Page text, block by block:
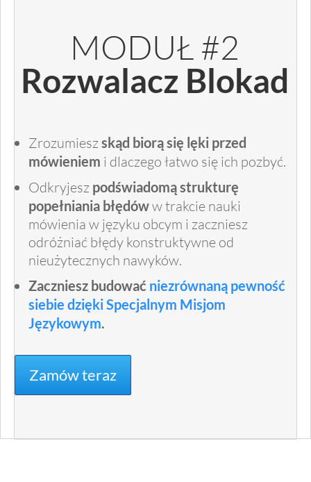
MODUŁ #2
Rozwalacz Blokad
Zrozumieszskąd biorą się lęki przed
mówieniem i dlaczego łatwo się ich pozbyć.
Odkryjesz podświadomą strukturę
popełniania błędóww trakcie nauki
mówienia w języku obcym i zaczniesz
odróżniać błędy konstruktywne od
nieużytecznych nawyków.
Zaczniesz budować niezrównaną pewność
siebie dzięki Specjalnym Misjom
Językowym.
Zamów teraz